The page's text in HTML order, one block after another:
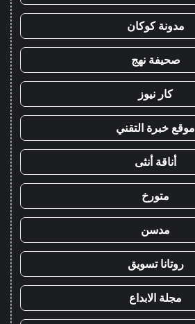
مدونة كوكان
صحيفة نهج
كار نيوز
موقع خبرة التقني
أناقة أنثى
متورخ
مدسن
روتانا تسويق
مجلة الابداع